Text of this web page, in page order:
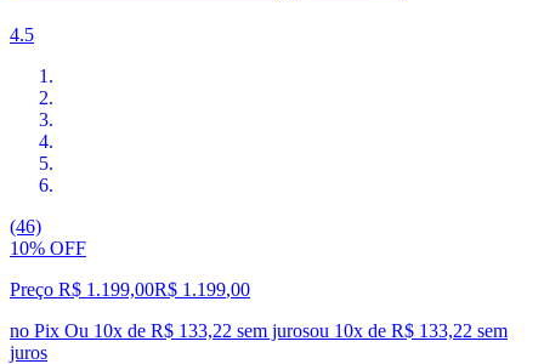
4.5
(46)
10% OFF
Preço R$ 1.199,00R$ 1.199,00
no Pix Ou 10x de R$ 133,22 sem jurosou 10x de R$ 133,22 sem
juros